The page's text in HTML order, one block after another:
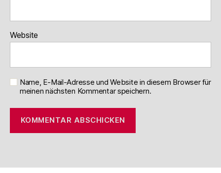
Website
Name, E-Mail-Adresse und Website in diesem Browser für
meinen nächsten Kommentar speichern.